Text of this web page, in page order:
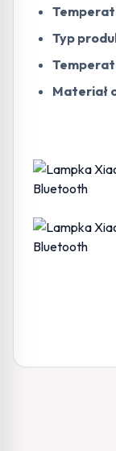
Typ
Materiał